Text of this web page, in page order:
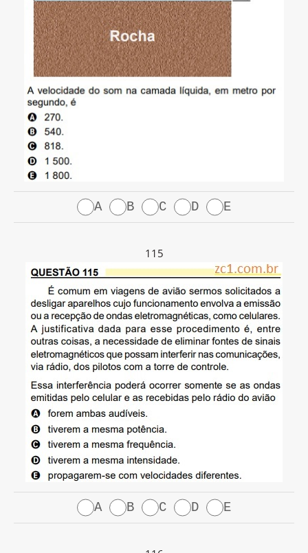
A B C D E
115
A B C D E